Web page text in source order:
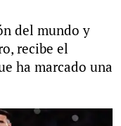
del mundo y
recibe el
ha marcado una